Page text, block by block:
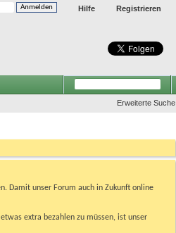
Registrieren
Hilfe
Erweiterte Suche
Damit unser Forum auch in Zukunft online
extra bezahlen zu müssen, ist unser